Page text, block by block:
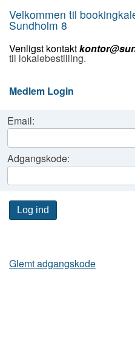
Velkommen til
Sundholm 8
Venligst kontakt
til lokalebestilling.
Medlem Login
Email:
Adgangskode:
Log ind
Glemt adgangskode